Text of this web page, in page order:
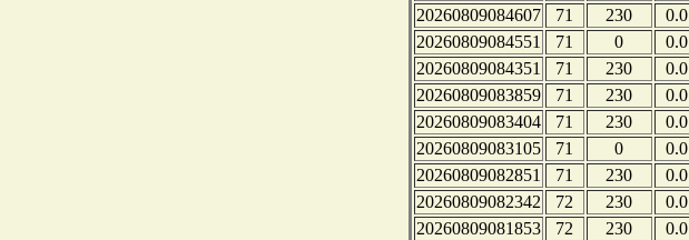
20260809084607
71 230 0.0
20260809084551
71 0 0.0
20260809084351
71 230 0.0
20260809083859
71 230 0.0
20260809083404
71 230 0.0
20260809083105
71 0 0.0
20260809082851
71 230 0.0
20260809082342
72 230 0.0
20260809081853
72 230 0.0